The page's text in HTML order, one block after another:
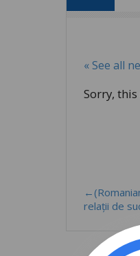
« See all
Sorry,
relații de